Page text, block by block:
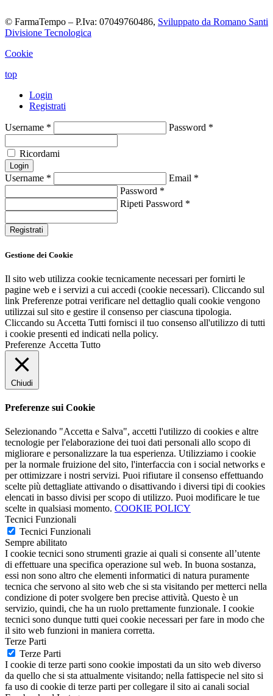
© FarmaTempo – P.Iva: 07049760486, Sviluppato da Romano Santi
Divisione Tecnologica
Cookie
top
Login
Registrati
Username * Password *
Ricordami
Login
Username * Email *
Password *
Ripeti Password *
Registrati
Gestione dei Cookie
Il sito web utilizza cookie tecnicamente necessari per fornirti le
pagine web e i servizi a cui accedi (cookie necessari). Cliccando sul
link Preferenze potrai verificare nel dettaglio quali cookie vengono
utilizzai sul sito e gestire il consenso per ciascuna tipologia.
Cliccando su Accetta Tutti fornisci il tuo consenso all'utilizzo di tutti
i cookie presenti ed indicati nella policy.
Preferenze Accetta Tutto
Chiudi
Preferenze sui Cookie
Selezionando "Accetta e Salva", accetti l'utilizzo di cookies e altre
tecnologie per l'elaborazione dei tuoi dati personali allo scopo di
migliorare e personalizzare la tua esperienza. Utilizziamo i cookie
per la normale fruizione del sito, l'interfaccia con i social networks e
per ottimizzare i nostri servizi. Puoi rifiutare il consenso effettuando
scelte più dettagliate attivando o disattivando i diversi tipi di cookies
elencati in basso divisi per scopo di utilizzo. Puoi modificare le tue
scelte in qualsiasi momento. COOKIE POLICY
Tecnici Funzionali
Tecnici Funzionali
Sempre abilitato
I cookie tecnici sono strumenti grazie ai quali si consente all’utente
di effettuare una specifica operazione sul web. In buona sostanza,
essi non sono altro che elementi informatici di natura puramente
tecnica che servono al sito web che si sta visitando per metterci nella
condizione di poter svolgere ben precise attività. Questo è un
servizio, quindi, che ha un ruolo prettamente funzionale. I cookie
tecnici sono dunque tutti quei cookie necessari per fare in modo che
il sito web funzioni in maniera corretta.
Terze Parti
Terze Parti
I cookie di terze parti sono cookie impostati da un sito web diverso
da quello che si sta attualmente visitando; nella fattispecie nel sito si
fa uso di cookie di terze parti per collegare il sito ai canali social